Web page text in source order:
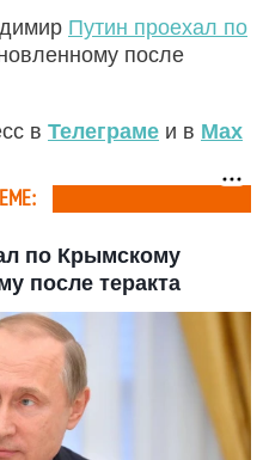
Путин проехал по
после
в Телеграме и в Max
по Крымскому
после теракта